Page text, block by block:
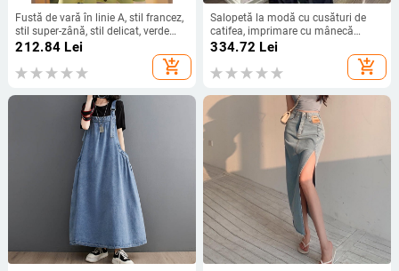
Fustă de vară în linie A, stil francez,
stil super-zână, stil delicat, verde
menta, din șifon, cu buline, model
212.84 Lei
add_shopping_cart
Salopetă la modă cu cusături de
catifea, imprimare cu mânecă
lungă și picior larg, model
transfrontalier pentru Europa și
Statele Unite
334.72 Lei
add_shopping_cart